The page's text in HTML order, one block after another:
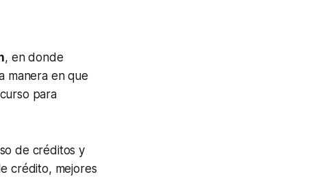
, en donde
manera en que
para
de créditos y
crédito, mejores